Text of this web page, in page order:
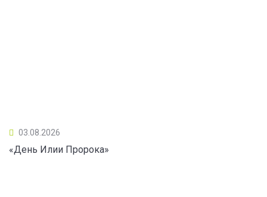
03.08.2026
«День Илии Пророка»